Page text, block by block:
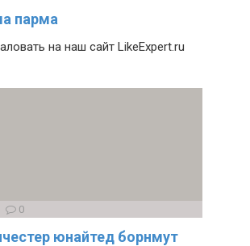
парма
на наш сайт LikeExpert.ru
0
юнайтед борнмут